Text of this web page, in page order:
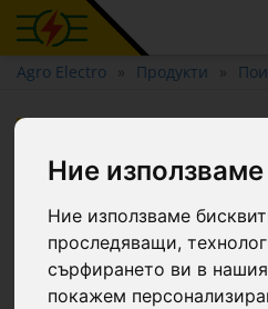
Ние
Ние използваме
проследяващи,
сърфирането ви в
покажем
Agro Electro Продукти
литра